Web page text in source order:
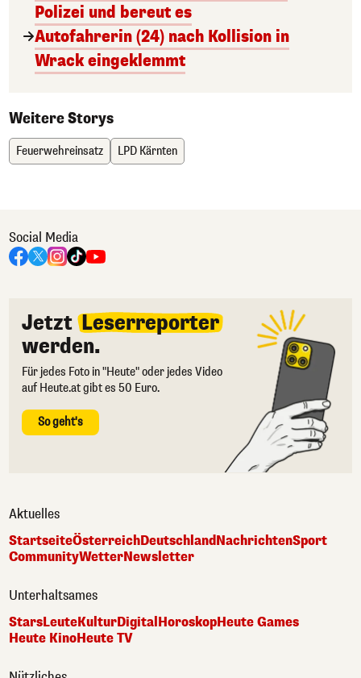
Polizei und bereut es
Autofahrerin (24) nach Kollision in
Wrack eingeklemmt
Weitere Storys
Feuerwehreinsatz LPD Kärnten
Social Media
Jetzt Leserreporter
werden.
Für jedes Foto in "Heute" oder jedes Video
auf Heute.at gibt es 50 Euro.
So geht's
Aktuelles
StartseiteÖsterreichDeutschlandNachrichtenSport
CommunityWetterNewsletter
Unterhaltsames
StarsLeuteKulturDigitalHoroskopHeute Games
Heute KinoHeute TV